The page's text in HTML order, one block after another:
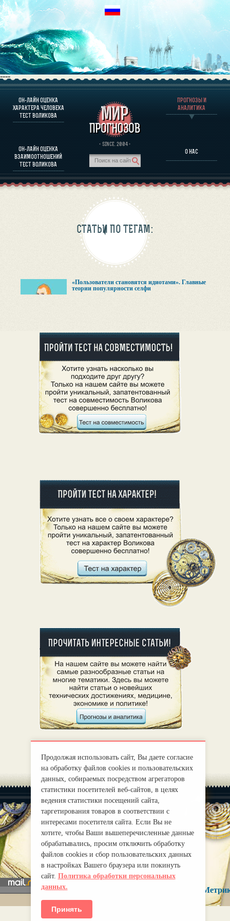
----
ОН-ЛАЙН ОЦЕНКА
ХАРАКТЕРА ЧЕЛОВЕКА
ТЕСТ ВОЛИКОВА
ОН-ЛАЙН ОЦЕНКА
ВЗАИМООТНОШЕНИЙ
ТЕСТ ВОЛИКОВА
· SINCE. 2004 ·
ПРОГНОЗЫ И
АНАЛИТИКА
О НАС
О ПРОГРАММЕ
ОЦЕНКА ХАРАКТЕРA ЧЕЛОВЕКА
ОЦЕНКА ХАРАКТЕРА ВЫДАЮЩИХСЯ ЛИЧНОСТЕЙ
О ПРОГРАММЕ
ПРОГНОЗЫ И АНАЛИТИКА
СТАТЬИ ПО ТЕГАМ:
«Пользователи становятся идиотами». Главные
теории популярности селфи
О нас
Правила
mirprognoz@mail.ru
Продолжая использовать сайт, Вы даете согласие
на обработку файлов cookies и пользовательских
данных, собираемых посредством агрегаторов
статистики посетителей веб-сайтов, в целях
ведения статистики посещений сайта,
таргетирования товаров в соответствии с
интересами посетителя сайта. Если Вы не
хотите, чтобы Ваши вышеперечисленные данные
обрабатывались, просим отключить обработку
файлов cookies и сбор пользовательских данных
в настройках Вашего браузера или покинуть
сайт. Политика обработки персональных
данных.
Принять